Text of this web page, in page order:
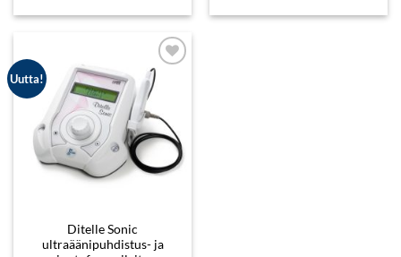
Uutta!
Add to
wishlist
Ditelle Sonic
ultraäänipuhdistus- ja